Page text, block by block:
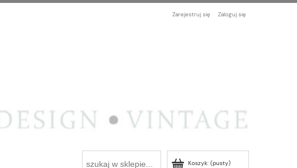
Zarejestruj się Zaloguj się
Koszyk: (pusty)